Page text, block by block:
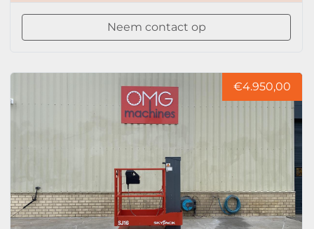
Neem contact op
€4.950,00